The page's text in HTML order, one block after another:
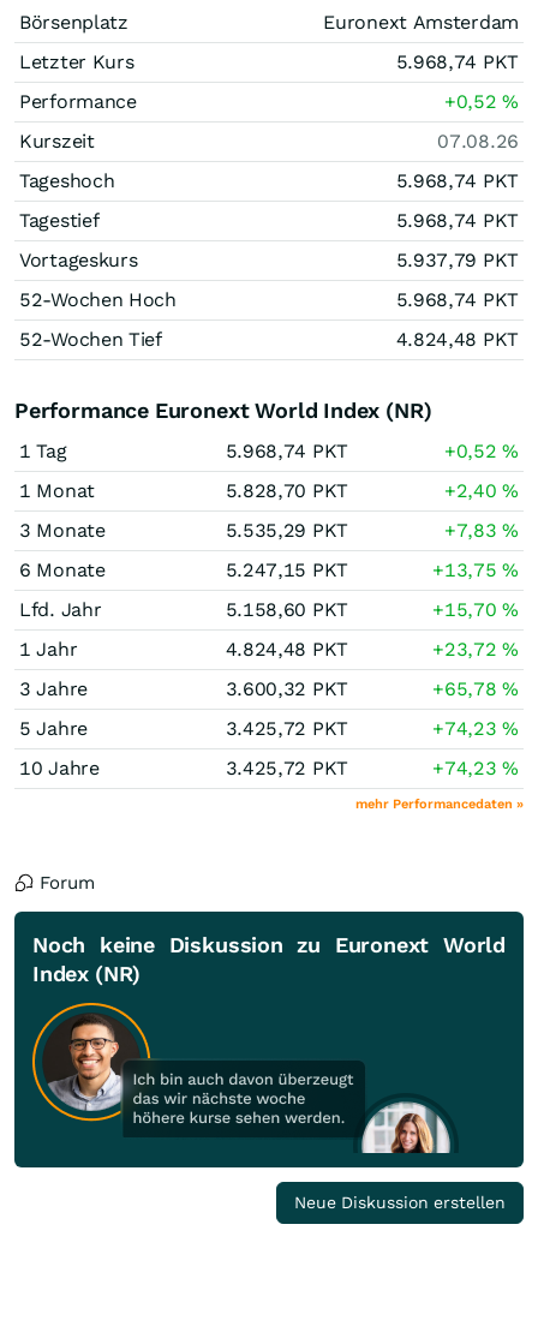
Börsenplatz
Euronext Amsterdam
Letzter Kurs
5.968,74 PKT
Performance
+0,52%
Kurszeit
07.08.26
Tageshoch
5.968,74 PKT
Tagestief
5.968,74 PKT
Vortageskurs
5.937,79 PKT
52-Wochen Hoch
5.968,74 PKT
52-Wochen Tief
4.824,48 PKT
Performance Euronext World Index (NR)
1 Tag 5.968,74 PKT +0,52%
1 Monat
5.828,70 PKT +2,40%
3 Monate
5.535,29 PKT +7,83%
6 Monate
5.247,15 PKT +13,75%
Lfd. Jahr
5.158,60 PKT +15,70%
1 Jahr
4.824,48 PKT +23,72%
3 Jahre
3.600,32 PKT +65,78%
5 Jahre
3.425,72 PKT +74,23%
10 Jahre
3.425,72 PKT +74,23%
mehr Performancedaten »
Forum
Noch keine Diskussion zu Euronext World
Index (NR)
Neue Diskussion erstellen